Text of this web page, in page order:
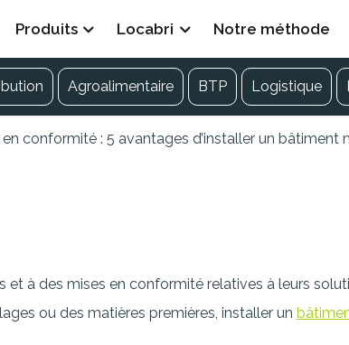
Produits Locabri Notre méthode
Agroalimentaire BTP Logistique
conformité : 5 avantages d’installer un bâtiment
et à des mises en conformité relatives à leurs
ou des matières premières, installer un